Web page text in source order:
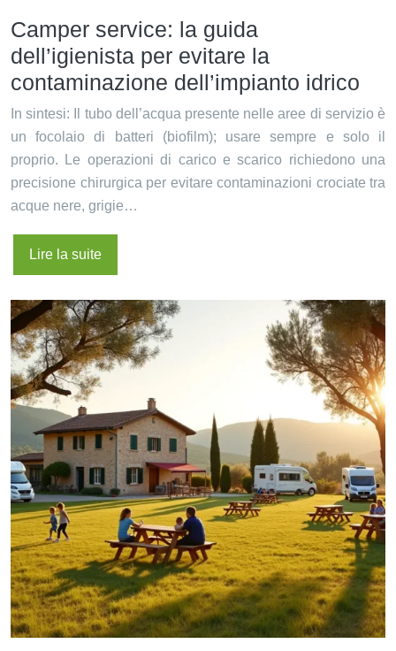
Camper service: la guida
dell’igienista per evitare la
contaminazione dell’impianto idrico
In sintesi: Il tubo dell’acqua presente nelle aree di servizio è
un focolaio di batteri (biofilm); usare sempre e solo il
proprio. Le operazioni di carico e scarico richiedono una
precisione chirurgica per evitare contaminazioni crociate tra
acque nere, grigie…
Lire la suite